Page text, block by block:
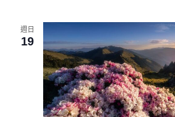
週日
19